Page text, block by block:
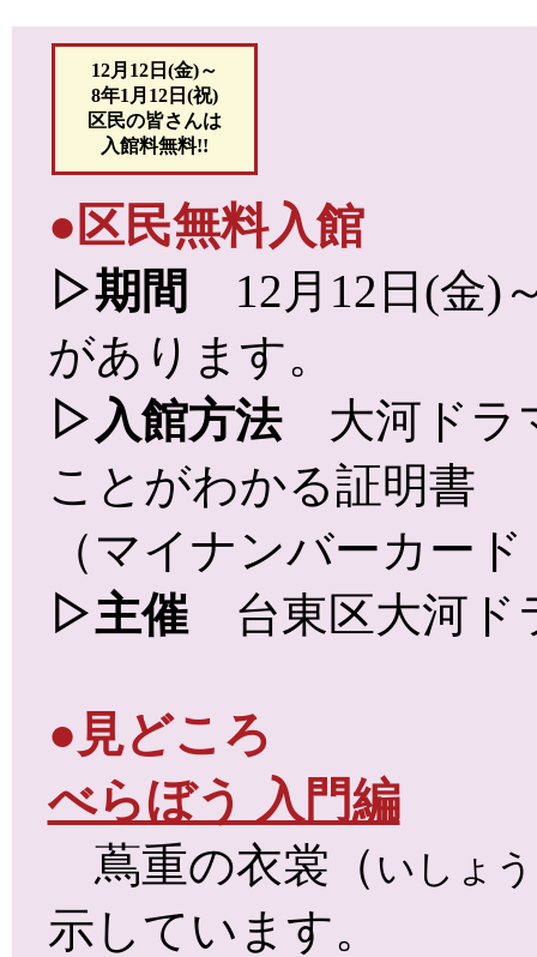
12月12日(金)～
8年1月12日(祝)
区民の皆さんは
入館料無料!!
●区民無料入館
▷期間
12月12日(金)
があります。
▷入館方法大河ドラ
ことがわかる証明書
（マイナンバーカー
▷主催台東区大河ド
●見どころ
べらぼう 入門編
蔦重の衣裳（ いしょ
示しています。